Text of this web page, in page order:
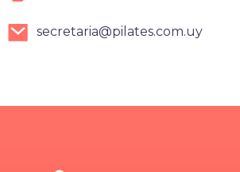
secretaria@pilates.com.uy